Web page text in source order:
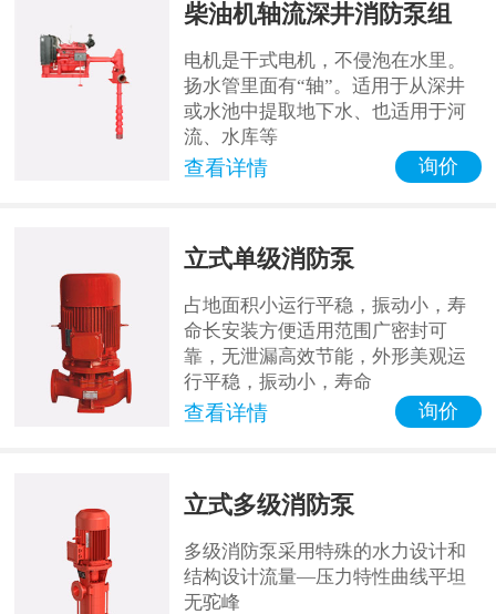
柴油机轴流深井消防泵组
电机是干式电机，不侵泡在水里。
扬水管里面有“轴”。适用于从深井
或水池中提取地下水、也适用于河
流、水库等
查看详情 询价
立式单级消防泵
占地面积小运行平稳，振动小，寿
命长安装方便适用范围广密封可
靠，无泄漏高效节能，外形美观运
行平稳，振动小，寿命
查看详情 询价
立式多级消防泵
多级消防泵采用特殊的水力设计和
结构设计流量—压力特性曲线平坦
无驼峰